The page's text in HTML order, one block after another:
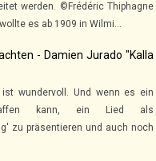
werden. ©Frédéric Thiphagne
es ab 1909 in Wilmi...
- Damien Jurado "Kalla
wundervoll. Und wenn es ein
kann, ein Lied als
zu präsentieren und auch noch